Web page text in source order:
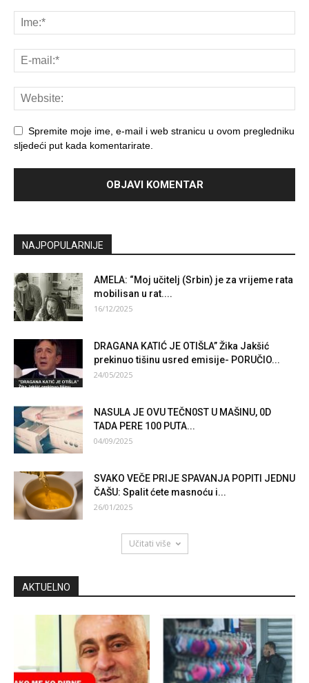
Spremite moje ime, e-mail i web stranicu u ovom pregledniku
sljedeći put kada komentarirate.
NAJPOPULARNIJE
AMELA: “Moj učitelj (Srbin) je za vrijeme rata
mobilisan u rat....
16/12/2025
DRAGANA KATIĆ JE OTIŠLA” Žika Jakšić
prekinuo tišinu usred emisije- PORUČIO...
24/05/2025
NASULA JE OVU TEČN0ST U MAŠINU, 0D
TADA PERE 100 PUTA...
04/09/2025
SVAKO VEČE PRIJE SPAVANJA POPITI JEDNU
ČAŠU: Spalit ćete masnoću i...
26/01/2025
Učitati više
AKTUELNO